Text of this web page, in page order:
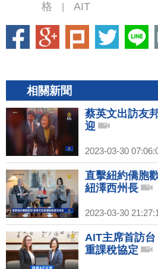
格
AIT
相關新聞
蔡英文出訪友
迎
2023-03-30
直擊紐約僑胞
紐澤西州長
2023-03-30
AIT主席首訪
重課稅協定